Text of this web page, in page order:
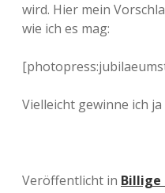
wird. Hier mein
wie ich es mag:
Vielleicht gewinne ich ja
Veröffentlicht in Billige